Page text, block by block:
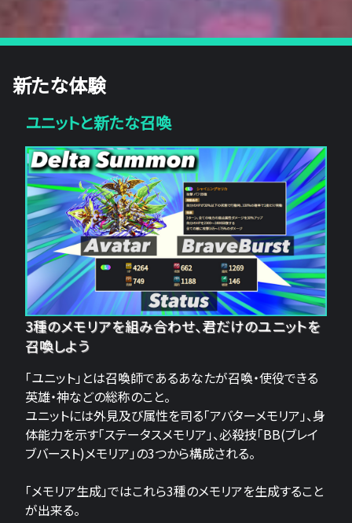
新たな体験
ユニットと新たな召喚
3種のメモリアを組み合わせ、君だけのユニットを
召喚しよう
「ユニット」とは召喚師であるあなたが召喚・使役できる
英雄・神などの総称のこと。
ユニットには外見及び属性を司る「アバターメモリア」、身
体能力を示す「ステータスメモリア」、必殺技「BB(ブレイ
ブバースト)メモリア」の3つから構成される。
「メモリア生成」ではこれら3種のメモリアを生成すること
が出来る。